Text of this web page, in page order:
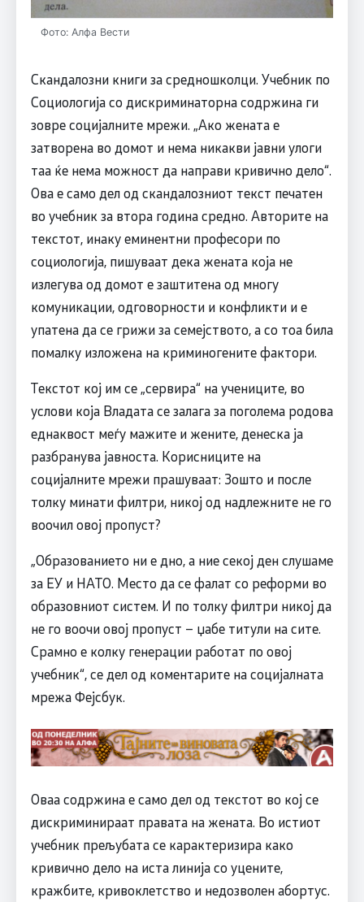
Фото: Алфа Вести
Скандалозни книги за средношколци. Учебник по
Социологија со дискриминаторна содржина ги
зовре социјалните мрежи. „Ако жената е
затворена во домот и нема никакви јавни улоги
таа ќе нема можност да направи кривично дело“.
Ова е само дел од скандалозниот текст печатен
во учебник за втора година средно. Авторите на
текстот, инаку еминентни професори по
социологија, пишуваат дека жената која не
излегува од домот е заштитена од многу
комуникации, одговорности и конфликти и е
упатена да се грижи за семејството, а со тоа била
помалку изложена на криминогените фактори.
Текстот кој им се „сервира“ на учениците, во
услови која Владата се залага за поголема родова
еднаквост меѓу мажите и жените, денеска ја
разбранува јавноста. Корисниците на
социјалните мрежи прашуваат: Зошто и после
толку минати филтри, никој од надлежните не го
воочил овој пропуст?
„Образованието ни е дно, а ние секој ден слушаме
за ЕУ и НАТО. Место да се фалат со реформи во
образовниот систем. И по толку филтри никој да
не го воочи овој пропуст – џабе титули на сите.
Срамно е колку генерации работат по овој
учебник“, се дел од коментарите на социјалната
мрежа Фејсбук.
Оваа содржина е само дел од текстот во кој се
дискриминираат правата на жената. Во истиот
учебник прељубата се карактеризира како
кривично дело на иста линија со уцените,
кражбите, кривоклетство и недозволен абортус.